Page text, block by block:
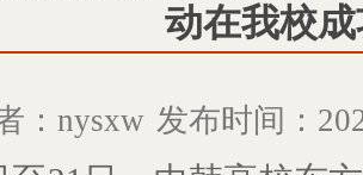
动在我校
：nysxw 发布时间：